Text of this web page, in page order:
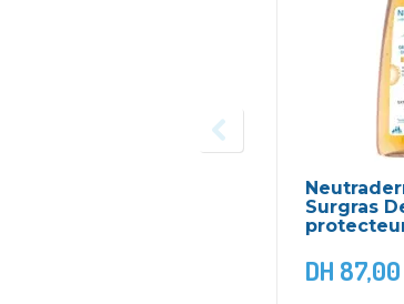
Surgras
protecteur
DH 87,00